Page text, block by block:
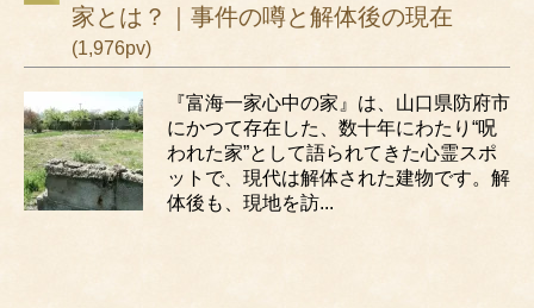
家とは？｜事件の噂と解体後の現在
(1,976pv)
『富海一家心中の家』は、山口県防府市
にかつて存在した、数十年にわたり“呪
われた家”として語られてきた心霊スポ
ットで、現代は解体された建物です。解
体後も、現地を訪...